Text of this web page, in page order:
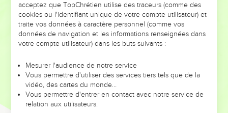
DE L’ANNÉE !
ET SI LEURS ERREURS POUVAIENT VOUS ÉVITER LES
VOTRES ?
leur foi ou leur vision. Mais on voit moins les doutes, les erreurs
et les saisons difficiles qu'ils ont traversés, alors même que ce
sont elles qui les ont façonnés.
Dans cette conférence, leaders, entrepreneurs, et responsables
acceptez que TopChrétien utilise des traceurs (comme des
cookies ou l'identifiant unique de votre compte utilisateur) et
traite vos données à caractère personnel (comme vos
données de navigation et les informations renseignées dans
votre compte utilisateur) dans les buts suivants :
Mesurer l'audience de notre service
Vous permettre d'utiliser des services tiers tels que de la
vidéo, des cartes du monde…
Vous permettre d'entrer en contact avec notre service de
relation aux utilisateurs.